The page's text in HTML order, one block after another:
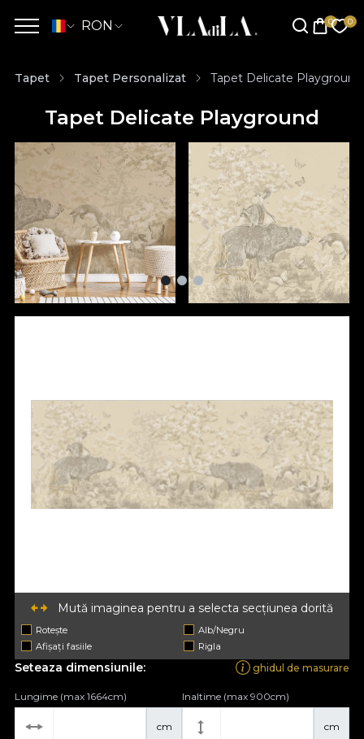
RON
Tapet Tapet Personalizat Tapet Delicate Playground
Tapet Delicate Playground
Mută imaginea pentru a selecta secțiunea dorită
Rotește
Alb/Negru
Afișați fasiile
Rigla
Seteaza dimensiunile: ghidul de masurare
cm
Lungime (max 1664cm)
cm
Inaltime (max 900cm)